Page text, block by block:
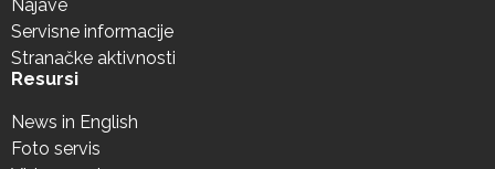
Najave
Servisne informacije
Stranačke aktivnosti
Resursi
News in English
Foto servis